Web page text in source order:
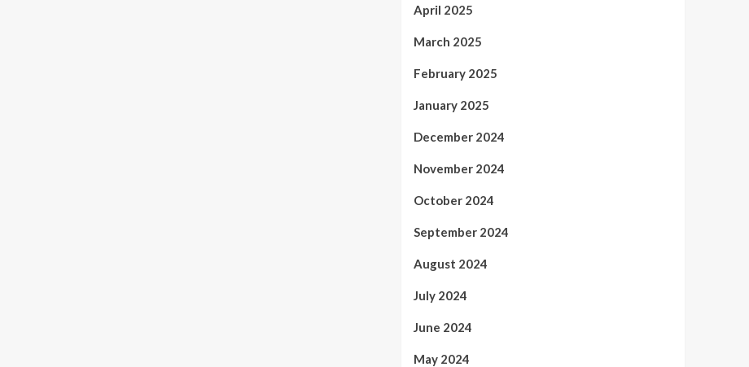
April 2025
March 2025
February 2025
January 2025
December 2024
November 2024
October 2024
September 2024
August 2024
July 2024
June 2024
May 2024